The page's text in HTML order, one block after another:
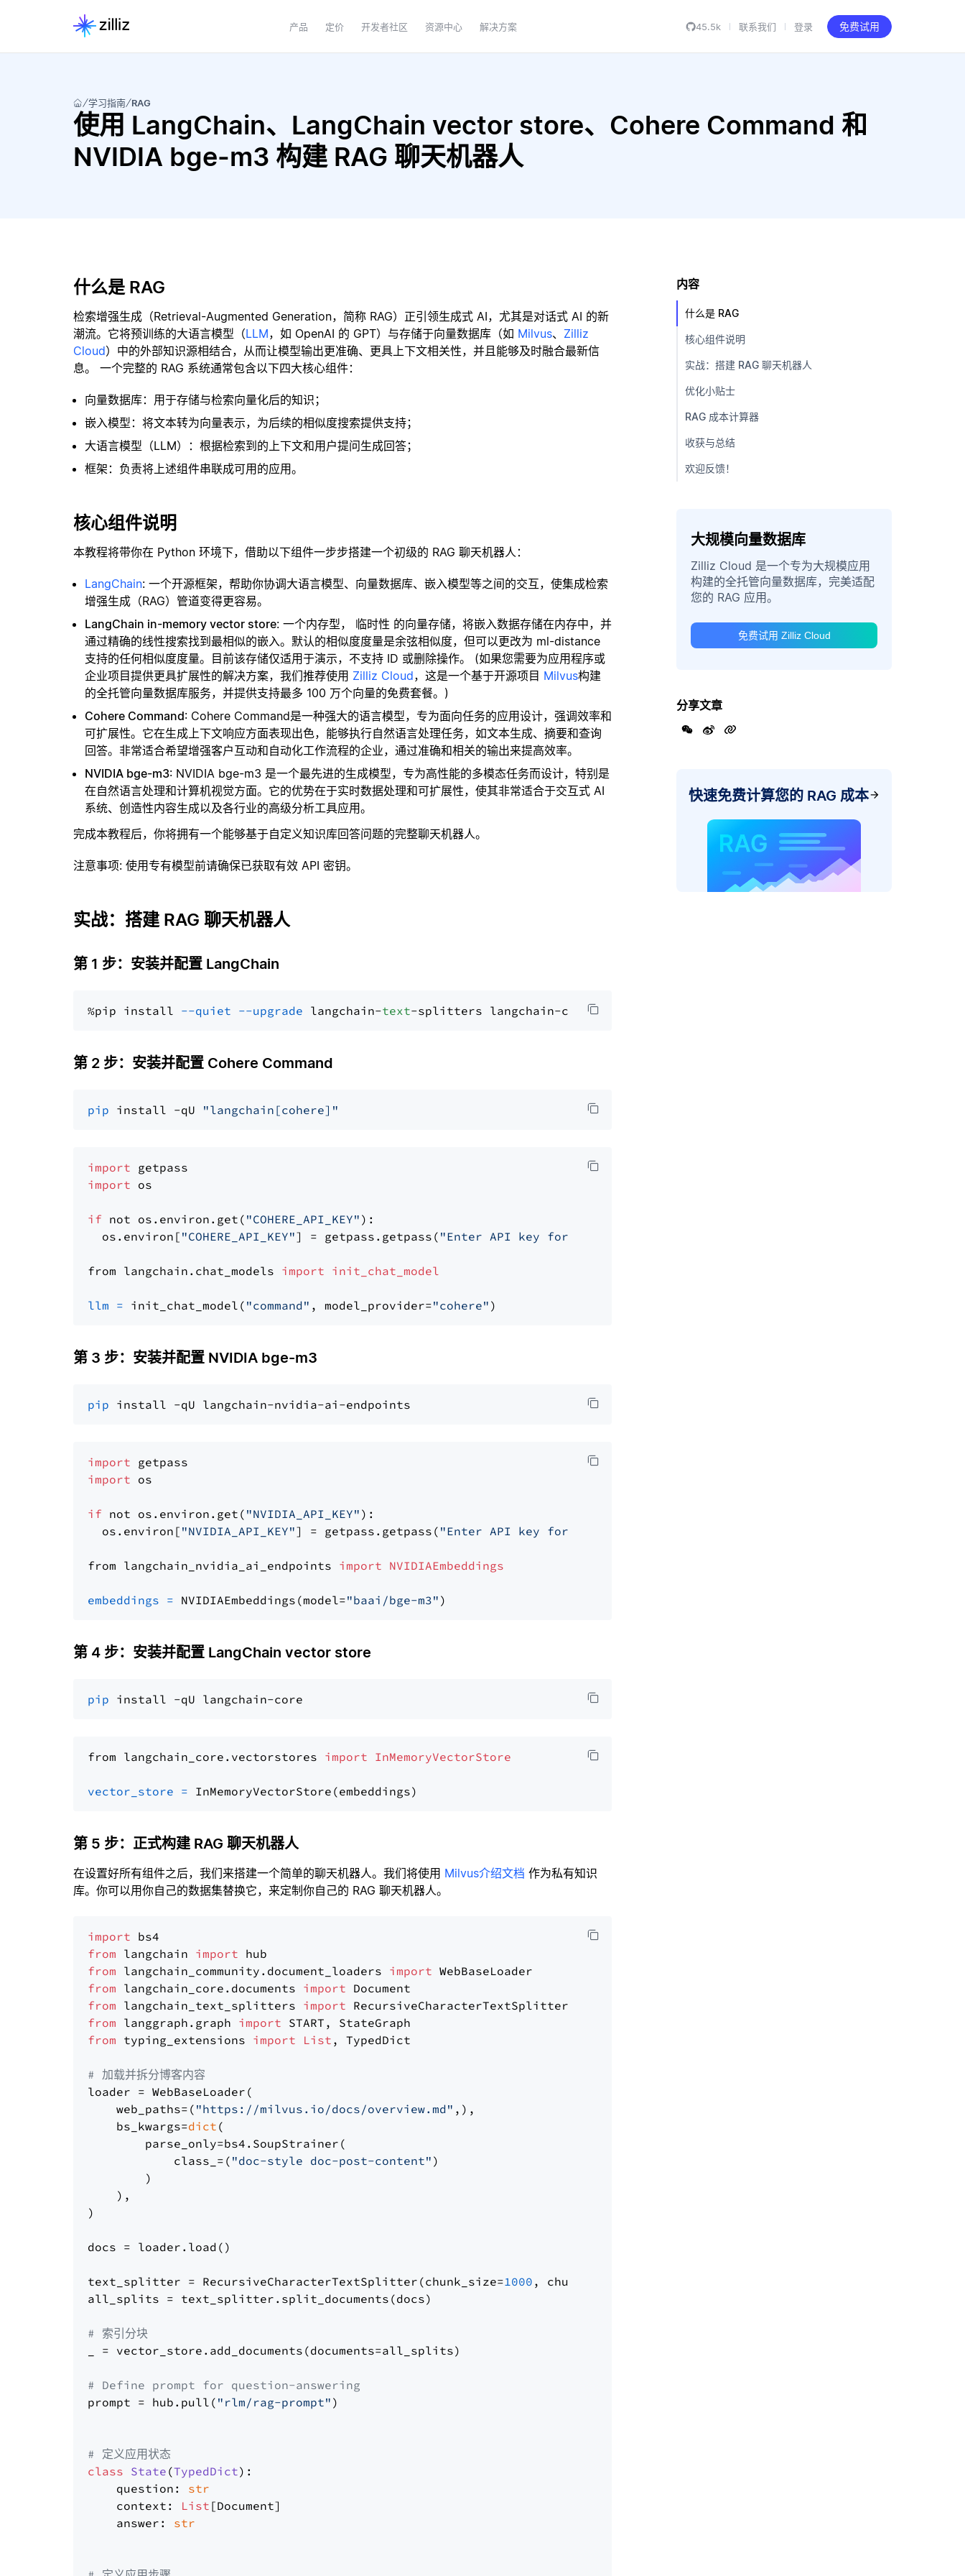
产品 定价 开发者社区 资源中心 解决方案 45.5k 联系我们 登录 免费试用
学习指南 RAG
使用 LangChain、LangChain vector store、Cohere Command 和
NVIDIA bge-m3 构建 RAG 聊天机器人
什么是 RAG
检索增强生成（Retrieval-Augmented Generation，简称 RAG）正引领生成式 AI，尤其是对话式 AI 的新
潮流。它将预训练的大语言模型（LLM，如 OpenAI 的 GPT）与存储于向量数据库（如 Milvus、 Zilliz
Cloud）中的外部知识源相结合，从而让模型输出更准确、更具上下文相关性，并且能够及时融合最新信
息。 一个完整的 RAG 系统通常包含以下四大核心组件：
向量数据库：用于存储与检索向量化后的知识；
嵌入模型：将文本转为向量表示，为后续的相似度搜索提供支持；
大语言模型（LLM）：根据检索到的上下文和用户提问生成回答；
框架：负责将上述组件串联成可用的应用。
核心组件说明
本教程将带你在 Python 环境下，借助以下组件一步步搭建一个初级的 RAG 聊天机器人：
LangChain: 一个开源框架，帮助你协调大语言模型、向量数据库、嵌入模型等之间的交互，使集成检索
增强生成（RAG）管道变得更容易。
LangChain in-memory vector store: 一个内存型， 临时性 的向量存储，将嵌入数据存储在内存中，并
通过精确的线性搜索找到最相似的嵌入。默认的相似度度量是余弦相似度，但可以更改为 ml-distance
支持的任何相似度度量。目前该存储仅适用于演示，不支持 ID 或删除操作。 (如果您需要为应用程序或
企业项目提供更具扩展性的解决方案，我们推荐使用 Zilliz Cloud，这是一个基于开源项目 Milvus构建
的全托管向量数据库服务，并提供支持最多 100 万个向量的免费套餐。)
Cohere Command: Cohere Command是一种强大的语言模型，专为面向任务的应用设计，强调效率和
可扩展性。它在生成上下文响应方面表现出色，能够执行自然语言处理任务，如文本生成、摘要和查询
回答。非常适合希望增强客户互动和自动化工作流程的企业，通过准确和相关的输出来提高效率。
NVIDIA bge-m3: NVIDIA bge-m3 是一个最先进的生成模型，专为高性能的多模态任务而设计，特别是
在自然语言处理和计算机视觉方面。它的优势在于实时数据处理和可扩展性，使其非常适合于交互式 AI
系统、创造性内容生成以及各行业的高级分析工具应用。
完成本教程后，你将拥有一个能够基于自定义知识库回答问题的完整聊天机器人。
注意事项: 使用专有模型前请确保已获取有效 API 密钥。
实战：搭建 RAG 聊天机器人
第 1 步：安装并配置 LangChain
%pip install --quiet --upgrade langchain-text
第 2 步：安装并配置 Cohere Command
pip install -qU "langchain[cohere]"
import
import os
if not os.environ.get( "COHERE_API_KEY" ):
  os.environ[
"COHERE_API_KEY"] = getpass.getpass( "Enter API key for Cohere: "
from langchain.chat_models import init_chat_model
llm = init_chat_model( "command" , model_provider="cohere"
第 3 步：安装并配置 NVIDIA bge-m3
pip
import
import os
if not os.environ.get( "NVIDIA_API_KEY" ):
  os.environ[
"NVIDIA_API_KEY"] = getpass.getpass( "Enter API key for NVIDIA: "
from langchain_nvidia_ai_endpoints import NVIDIAEmbeddings
embeddings = NVIDIAEmbeddings(model="baai/bge-m3"
第 4 步：安装并配置 LangChain vector store
pip
from langchain_core.vectorstores import InMemoryVectorStore
vector_store =
第 5 步：正式构建 RAG 聊天机器人
在设置好所有组件之后，我们来搭建一个简单的聊天机器人。我们将使用 Milvus介绍文档 作为私有知识
库。你可以用你自己的数据集替换它，来定制你自己的 RAG 聊天机器人。
import
from langchain import
from langchain_community.document_loaders import
from langchain_core.documents import
from langchain_text_splitters import
from langgraph.graph import
from typing_extensions import List , TypedDict
# 加载并拆分博客内容
loader = WebBaseLoader(
    web_paths=(
"https://milvus.io/docs/overview.md" ,),
    bs_kwargs=
dict (
        parse_only=bs4.SoupStrainer(
            class_=(
"doc-style doc-post-content" )
        )
    ),
)
docs = loader.load()
text_splitter = RecursiveCharacterTextSplitter(chunk_size=1000 , chunk_overlap=
all_splits = text_splitter.split_documents(docs)
# 索引分块
_ = vector_store.add_documents(documents=all_splits)
# Define prompt for question-answering
prompt = hub.pull( "rlm/rag-prompt" )
# 定义应用状态
class State (TypedDict):
    question:
str
    context:
List [Document]
    answer:
str
内容
什么是 RAG
核心组件说明
实战：搭建 RAG 聊天机器人
优化小贴士
RAG 成本计算器
收获与总结
欢迎反馈！
大规模向量数据库
Zilliz Cloud 是一个专为大规模应用
构建的全托管向量数据库，完美适配
您的 RAG 应用。
免费试用 Zilliz Cloud
分享文章
快速免费计算您的 RAG 成本